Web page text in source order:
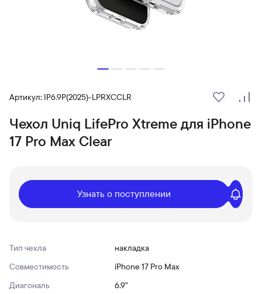
Артикул: IP6.9P(2025)-LPRXCCLR
В
Чехол Uniq LifePro Xtreme для iPhone
17 Pro Max Clear
Узнать о поступлении
Тип чехла
накладка
Совместимость
iPhone 17 Pro Max
Диагональ
6.9"